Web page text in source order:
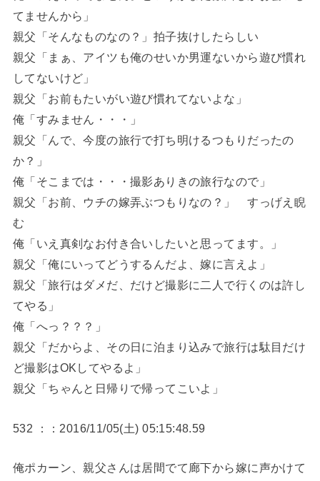
てませんから」
親父「そんなものなの？」拍子抜けしたらしい
親父「まぁ、アイツも俺のせいか男運ないから遊び慣れ
してないけど」
親父「お前もたいがい遊び慣れてないよな」
俺「すみません・・・」
親父「んで、今度の旅行で打ち明けるつもりだったの
か？」
俺「そこまでは・・・撮影ありきの旅行なので」
親父「お前、ウチの嫁弄ぶつもりなの？」 すっげえ睨
む
俺「いえ真剣なお付き合いしたいと思ってます。」
親父「俺にいってどうするんだよ、嫁に言えよ」
親父「旅行はダメだ、だけど撮影に二人で行くのは許し
てやる」
俺「へっ？？？」
親父「だからよ、その日に泊まり込みで旅行は駄目だけ
ど撮影はOKしてやるよ」
親父「ちゃんと日帰りで帰ってこいよ」
532 ：：2016/11/05(土) 05:15:48.59
俺ポカーン、親父さんは居間でて廊下から嫁に声かけて